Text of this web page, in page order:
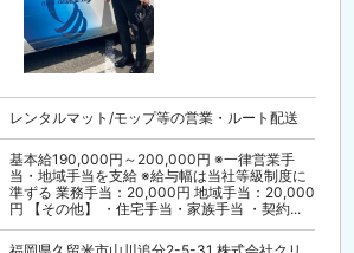
レンタルマット/モップ等の営業・ルート配送
基本給190,000円～200,000円 ※一律営業手
当・地域手当を支給 ※給与幅は当社等級制度に
準ずる 業務手当：20,000円 地域手当：20,000
円 【その他】 ・住宅手当・家族手当 ・契約...